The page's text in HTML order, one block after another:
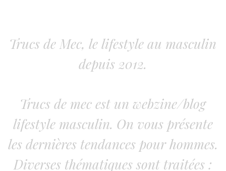
Trucs de Mec, le lifestyle au masculin
depuis 2012.
Trucs de mec est un webzine/blog
lifestyle masculin. On vous présente
les dernières tendances pour hommes.
Diverses thématiques sont traitées :